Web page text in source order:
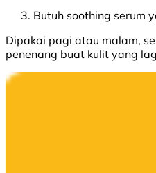
Butuh soothing serum
Dipakai pagi atau malam,
penenang buat kulit yang